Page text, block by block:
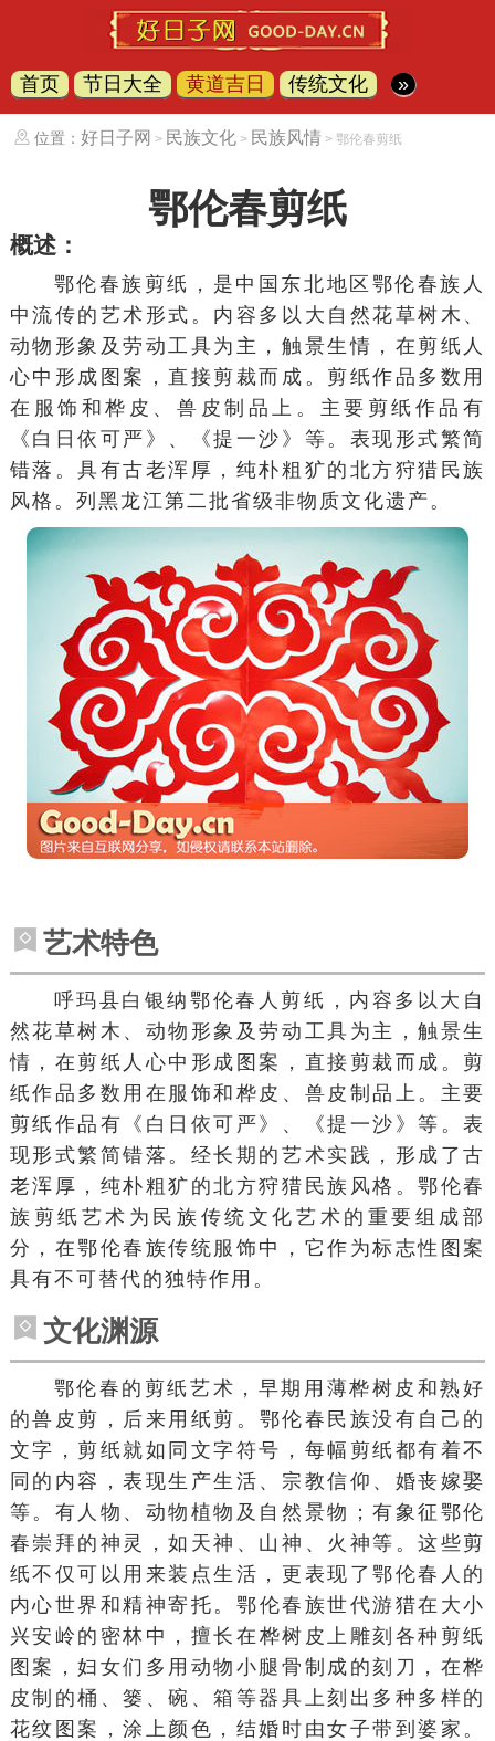
首页 节日大全 黄道吉日 传统文化 »
位置： 好日子网 > 民族文化> 民族风情 > 鄂伦春剪纸
鄂伦春剪纸
概述：
鄂伦春族剪纸，是中国东北地区 鄂伦春族 人
中流传的艺术形式。内容多以大自然花草树木、
动物形象及劳动工具为主，触景生情，在剪纸人
心中形成图案，直接剪裁而成。剪纸作品多数用
在服饰和桦皮、兽皮制品上。主要剪纸作品有
《白日依可严》、《提一沙》等。表现形式繁简
错落。具有古老浑厚，纯朴粗犷的北方狩猎民族
风格。列黑龙江第二批省级非物质文化遗产。
艺术特色
呼玛县白银纳鄂伦春人剪纸，内容多以大自
然花草树木、动物形象及劳动工具为主，触景生
情，在剪纸人心中形成图案，直接剪裁而成。剪
纸作品多数用在服饰和桦皮、兽皮制品上。主要
剪纸作品有《白日依可严》、《提一沙》等。表
现形式繁简错落。经长期的艺术实践，形成了古
老浑厚，纯朴粗犷的北方狩猎民族风格。鄂伦春
族剪纸艺术为 民族传统 文化艺术的重要组成部
分，在鄂伦春族传统服饰中，它作为标志性图案
具有不可替代的独特作用。
文化渊源
鄂伦春的剪纸艺术，早期用薄桦树皮和熟好
的兽皮剪，后来用纸剪。 鄂伦春 民族没有自己的
文字，剪纸就如同文字符号，每幅剪纸都有着不
同的内容，表现生产生活、宗教信仰、婚丧嫁娶
等。有人物、动物植物及自然景物；有象征鄂伦
春崇拜的神灵，如天神、山神、火神等。这些剪
纸不仅可以用来装点生活，更表现了鄂伦春人的
内心世界和精神寄托。 鄂伦春族世代游猎在大小
兴安岭的密林中，擅长在 桦树 皮上雕刻各种剪纸
图案，妇女们多用动物小腿骨制成的刻刀，在桦
皮制的桶、篓、碗、箱等器具上刻出多种多样的
花纹图案，涂上颜色，结婚时由女子带到婆家。